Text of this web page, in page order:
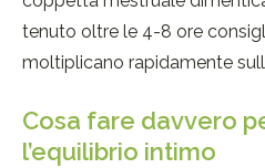
tenuto oltre le 4-8 ore
moltiplicano rapidamente
Cosa fare davvero
l’equilibrio intimo